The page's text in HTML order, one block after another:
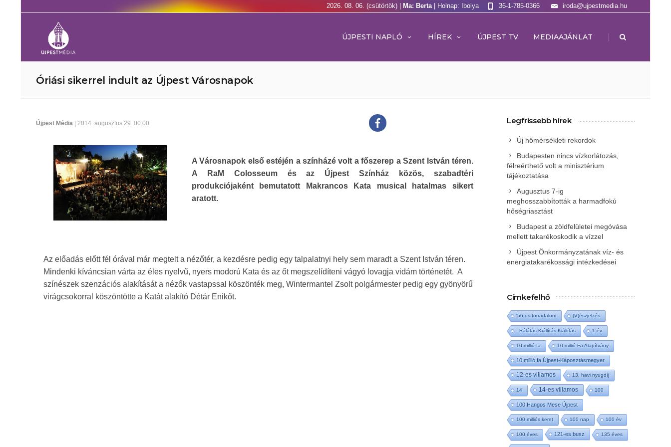
2026. 08. 06. (csütörtök) | Ma: Berta | Holnap: Ibolya iroda@ujpestmedia.hu
36-1-785-0366
ÚJPESTI NAPLÓ HÍREK ÚJPEST TV MEDIAAJÁNLAT |
Óriási sikerrel indult az Újpest Városnapok
Újpest Média | 2014. augusztus 29. 00:00
A Városnapok első estéjén a színházé volt a főszerep a Szent István téren.
A RaM Colosseum és az Újpest Színház közös, szabadtéri
produkciójaként bemutatott Makrancos Kata musical hatalmas sikert
aratott.
Az előadás előtt fél órával már megtelt a nézőtér, a kezdésre pedig egy talpalatnyi hely sem maradt a Szent István téren.
Mindenki kíváncsian várta az éles nyelvű, nyers modorú Kata és az őt megszelídíteni vágyó lovagja vidám történetét. A
színészek szenzációs alakítását a nézők vastapssal köszönték meg, Wintermantel Zsolt polgármester pedig egy gyönyörű
virágcsokorral köszöntötte a Katát alakító Détár Enikőt.
Legfrissebb hírek
Új hőmérsékleti rekordok
Budapesten nincs vízkorlátozás,
félreérthető volt a minisztérium
tájékoztatása
Augusztus 7-ig
meghosszabbították a harmadfokú
hőségriasztást
Budapest a zöldfelületei megóvása
mellett takarékoskodik a vízzel
Újpest Önkormányzatának víz- és
energiatakarékossági intézkedései
Címkefelhő
'56-os forradalom (V)észjelzés
- Rálátás Kiállítás Kiállítás 1 év
10 millió fa 10 millió Fa Alapítvány
10 millió fa Újpest-Káposztásmegyer
12-es villamos 13. havi nyugdíj
14 14-es villamos 100
100 Hangos Mese Újpest
100 milliós keret 100 nap 100 év
100 éves 121-es busz 135 éves